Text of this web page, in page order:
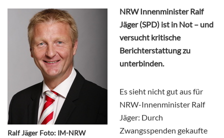
Ralf Jäger Foto: IM-NRW
NRW Innenminister Ralf
Jäger (SPD) ist in Not – und
versucht kritische
Berichterstattung zu
unterbinden.
Es sieht nicht gut aus für
NRW-Innenminister Ralf
Jäger: Durch
Zwangsspenden gekaufte